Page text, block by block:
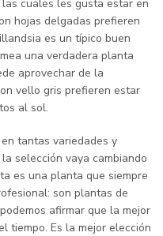
cuales les gusta estar en
hojas delgadas prefieren
es un típico buen
una verdadera planta
aprovechar de la
vello gris prefieren estar
al sol.
tantas variedades y
selección vaya cambiando
es una planta que siempre
son plantas de
afirmar que la mejor
tiempo. Es la mejor elección